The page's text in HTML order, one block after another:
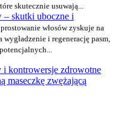
skutecznie usuwają...
– skutki uboczne i
włosów zyskuje na
i regenerację pasm,
i kontrowersje zdrowotne
maseczkę zwężającą